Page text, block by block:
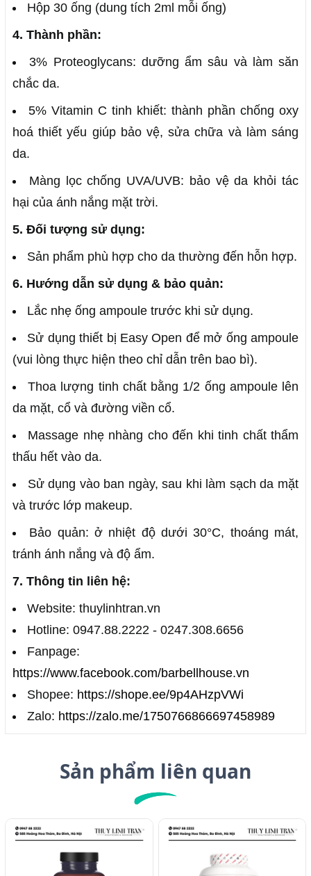
Hộp 30 ống (dung tích 2ml mỗi ống)
4. Thành phần:
3% Proteoglycans: dưỡng ẩm sâu và làm săn
chắc da.
5% Vitamin C tinh khiết: thành phần chống oxy
hoá thiết yếu giúp bảo vệ, sửa chữa và làm sáng
da.
Màng lọc chống UVA/UVB: bảo vệ da khỏi tác
hại của ánh nắng mặt trời.
5. Đối tượng sử dụng:
Sản phẩm phù hợp cho da thường đến hỗn hợp.
6. Hướng dẫn sử dụng & bảo quản:
Lắc nhẹ ống ampoule trước khi sử dụng.
Sử dụng thiết bị Easy Open để mở ống ampoule
(vui lòng thực hiện theo chỉ dẫn trên bao bì).
Thoa lượng tinh chất bằng 1/2 ống ampoule lên
da mặt, cổ và đường viền cổ.
Massage nhẹ nhàng cho đến khi tinh chất thẩm
thấu hết vào da.
Sử dụng vào ban ngày, sau khi làm sạch da mặt
và trước lớp makeup.
Bảo quản: ở nhiệt độ dưới 30°C, thoáng mát,
tránh ánh nắng và độ ẩm.
7. Thông tin liên hệ:
Website: thuylinhtran.vn
Hotline: 0947.88.2222 - 0247.308.6656
Fanpage:
https://www.facebook.com/barbellhouse.vn
Shopee: https://shope.ee/9p4AHzpVWi
Zalo: https://zalo.me/1750766866697458989
Sản phẩm liên quan